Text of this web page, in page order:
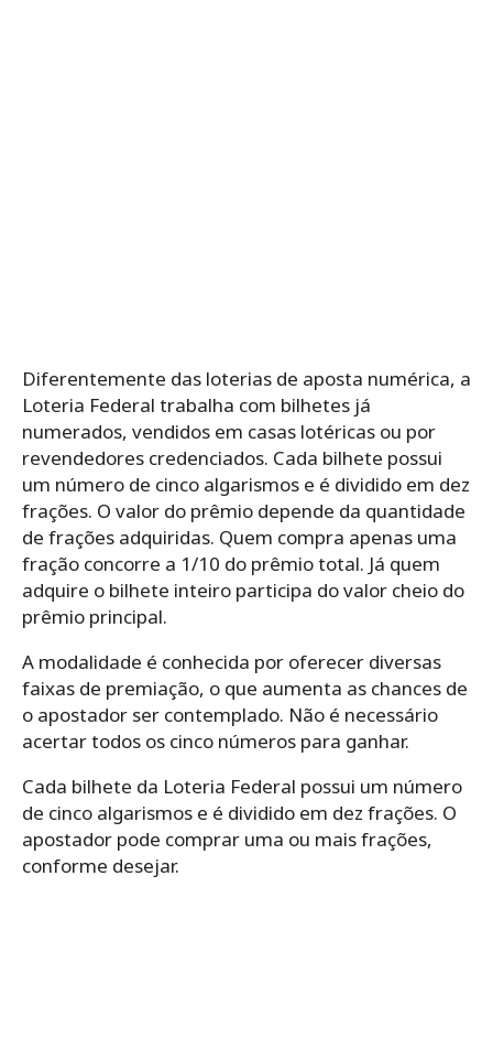
Diferentemente das loterias de aposta numérica, a
Loteria Federal trabalha com bilhetes já
numerados, vendidos em casas lotéricas ou por
revendedores credenciados. Cada bilhete possui
um número de cinco algarismos e é dividido em dez
frações. O valor do prêmio depende da quantidade
de frações adquiridas. Quem compra apenas uma
fração concorre a 1/10 do prêmio total. Já quem
adquire o bilhete inteiro participa do valor cheio do
prêmio principal.
A modalidade é conhecida por oferecer diversas
faixas de premiação, o que aumenta as chances de
o apostador ser contemplado. Não é necessário
acertar todos os cinco números para ganhar.
Cada bilhete da Loteria Federal possui um número
de cinco algarismos e é dividido em dez frações. O
apostador pode comprar uma ou mais frações,
conforme desejar.